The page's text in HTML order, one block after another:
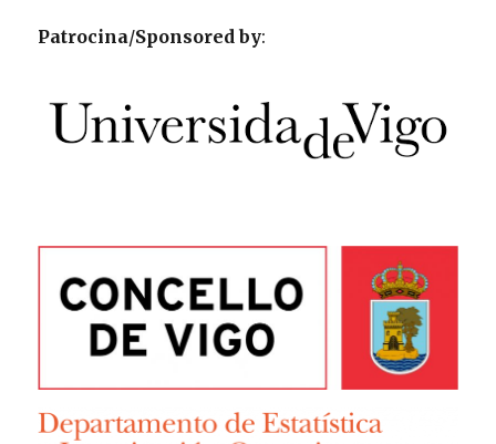
Patrocina/Sponsored by: